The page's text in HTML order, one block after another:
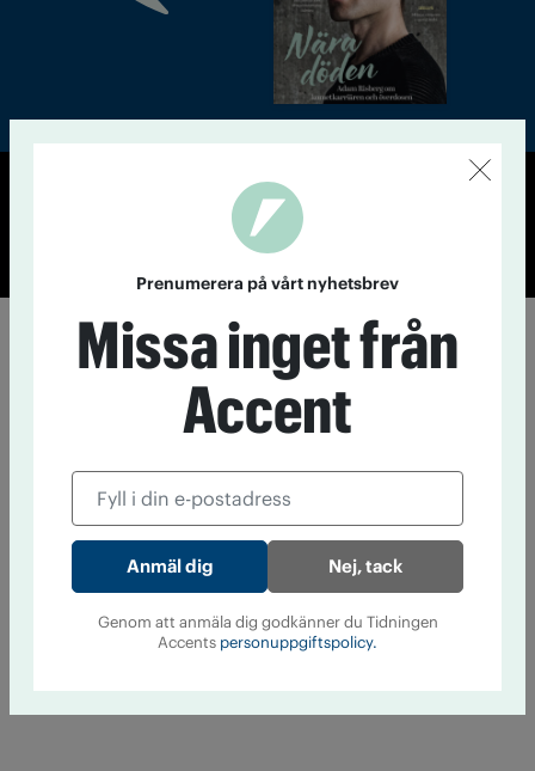
© Tidningen Accent 2026
Personuppgiftspolicy
Prenumerera på vårt nyhetsbrev
Missa inget från
Accent
Nej, tack
Genom att anmäla dig godkänner du Tidningen
Accents personuppgiftspolicy.